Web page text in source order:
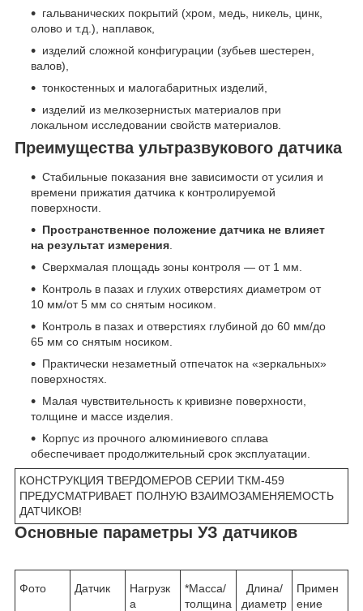
гальванических покрытий (хром, медь, никель, цинк,
олово и т.д.), наплавок,
изделий сложной конфигурации (зубьев шестерен,
валов),
тонкостенных и малогабаритных изделий,
изделий из мелкозернистых материалов при
локальном исследовании свойств материалов.
Преимущества ультразвукового датчика
Стабильные показания вне зависимости от усилия и
времени прижатия датчика к контролируемой
поверхности.
Пространственное положение датчика не влияет
на результат измерения
Сверхмалая площадь зоны контроля — от 1 мм.
Контроль в пазах и глухих отверстиях диаметром от
10 мм/от 5 мм со снятым носиком.
Контроль в пазах и отверстиях глубиной до 60 мм/до
65 мм со снятым носиком.
Практически незаметный отпечаток на «зеркальных»
поверхностях.
Малая чувствительность к кривизне поверхности,
толщине и массе изделия.
Корпус из прочного алюминиевого сплава
обеспечивает продолжительный срок эксплуатации.
КОНСТРУКЦИЯ ТВЕРДОМЕРОВ СЕРИИ ТКМ-459
ПРЕДУСМАТРИВАЕТ ПОЛНУЮ ВЗАИМОЗАМЕНЯЕМОСТЬ
ДАТЧИКОВ!
Основные параметры УЗ датчиков
Фото Датчик
Нагрузк
а
*Масса/
толщина
Длина/
диаметр
Примен
ение